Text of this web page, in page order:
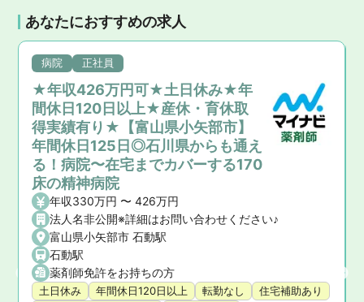
あなたにおすすめの求人
病院 正社員
★年収426万円可★土日休み★年
間休日120日以上★産休・育休取
得実績有り★【富山県小矢部市】
年間休日125日◎石川県からも通え
る！病院〜在宅までカバーする170
床の精神病院
年収330万円 〜 426万円
法人名非公開※詳細はお問い合わせください♪
富山県小矢部市 石動駅
石動駅
薬剤師免許をお持ちの方
土日休み 年間休日120日以上 転勤なし
住宅補助あり